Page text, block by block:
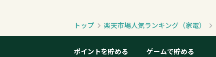
トップ 楽天市場人気ランキング（家電）
ポイントを貯める ゲームで貯める